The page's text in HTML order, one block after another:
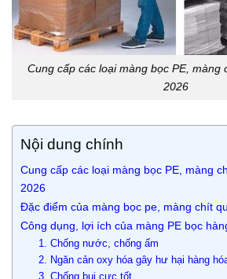
Cung cấp các loại màng bọc PE, màng
2026
Nội dung chính
Cung cấp các loại màng bọc PE, màng
2026
Đặc điểm của màng bọc pe, màng chít
Công dụng, lợi ích của màng PE bọc
1. Chống nước, chống ấm
2. Ngăn cản oxy hóa gây hư hại hàng
3. Chống bụi cực tốt